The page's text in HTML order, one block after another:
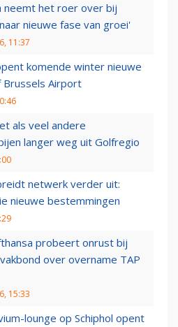
neemt het roer over bij
nieuwe fase van groei'
11:37
komende winter nieuwe
Brussels Airport
als veel andere
langer weg uit Golfregio
netwerk verder uit:
nieuwe bestemmingen
probeert onrust bij
over overname TAP
15:33
lounge op Schiphol opent